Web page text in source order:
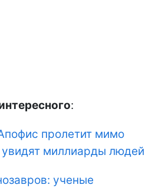
:
пролетит мимо
увидят миллиарды людей
ученые